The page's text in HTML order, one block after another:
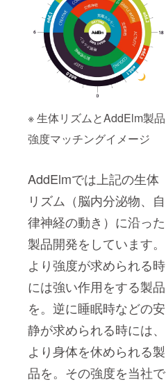
※ 生体リズムとAddElm製品
強度マッチングイメージ
AddElmでは上記の生体
リズム（脳内分泌物、自
律神経の動き）に沿った
製品開発をしています。
より強度が求められる時
には強い作用をする製品
を。逆に睡眠時などの安
静が求められる時には、
より身体を休められる製
品を。その強度を当社で